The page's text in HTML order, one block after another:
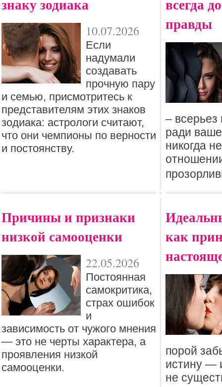
знаку зодиака
10.07.2026
Если
надумали
создавать
прочную пару
и семью, присмотритесь к
представителям этих знаков
зодиака: астрологи считают,
что они чемпионы по верности
и постоянству.
всегда
правды
–
ради
никогда
Причины и признаки
низкой самооценки
22.05.2026
Постоянная
самокритика,
страх ошибок
и
зависимость от чужого мнения
— это не черты характера, а
проявления низкой
самооценки.
как
порой
истину —
не